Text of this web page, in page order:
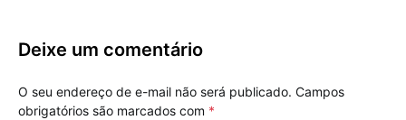
Deixe um comentário
O seu endereço de e-mail não será publicado. Campos
obrigatórios são marcados com *